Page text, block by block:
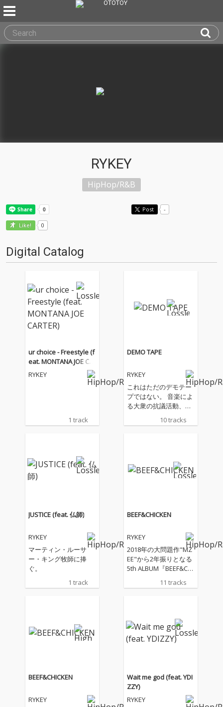
RYKEY
HipHop/R&B
Post -
Like! 0
Digital Catalog
ur choice - Freestyle (f
eat. MONTANA JOE CA
RTER)
RYKEY
1 track
DEMO TAPE
RYKEY
これはただのデモテー
プではない。 音楽によ
る大衆の抗議活動、デ
モクラシーはこの国だ
けではなくいつか人の
置き土産。 BACHLOGI
Cがミックス&マスタリ
R、SIBA、Phonk Ge
e、Aretha Brooklyn、
結。 フィーチャリング
には盟友である舐達麻
からBADSAIKUSH、DE
LTA9KID。 仏師、REAL-
ートでも交流のあるRY
10 tracks
JUSTICE (feat. 仏師)
RYKEY
マーティン・ルーサ
ー・キング牧師に捧
ぐ。
1 track
BEEF&CHICKEN
RYKEY
2018年の大問題作"MZ
EE"から2年振りとなる
5th ALBUM『BEEF&CHI
CKEN』が遂にリリース
決定!! IG LIVE等でのRE
ラリと並ぶ最強のラッ
プアルバム。
11 tracks
BEEF&CHICKEN
RYKEY
Wait me god (feat. YDI
ZZY)
RYKEY